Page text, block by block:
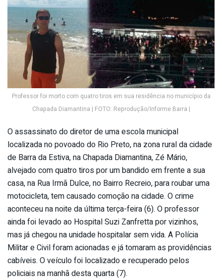
Professor foi morto com quatro tiros em sua residência no município da
Chapada Diamantina | FOTO: Reprodução/Informe Barra |
O assassinato do diretor de uma escola municipal
localizada no povoado do Rio Preto, na zona rural da cidade
de Barra da Estiva, na Chapada Diamantina, Zé Mário,
alvejado com quatro tiros por um bandido em frente a sua
casa, na Rua Irmã Dulce, no Bairro Recreio, para roubar uma
motocicleta, tem causado comoção na cidade. O crime
aconteceu na noite da última terça-feira (6). O professor
ainda foi levado ao Hospital Suzi Zanfretta por vizinhos,
mas já chegou na unidade hospitalar sem vida. A Polícia
Militar e Civil foram acionadas e já tomaram as providências
cabíveis. O veículo foi localizado e recuperado pelos
policiais na manhã desta quarta (7).